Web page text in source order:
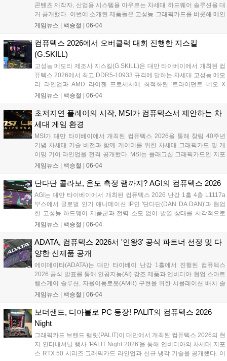
콘텐츠 제작자, 산업용 시스템을 아우르는 차세대 하드웨어 솔루션을 대
거 공개했다. 이번에 소개된 제품들은 고성능 그래픽카드를 비롯해 메인
보드, 임베디드 플랫폼, AI 기반 솔루션 등으로 구성됐다. 특히 고사양 게
하는 독자적인 냉각 기술이 적용되었다....
게임뉴스 | 백승철 | 06-04
컴퓨텍스 2026에서 오버클럭 대회 진행한 지스킬
(G.SKILL)
고성능 메모리 제조사 지스킬(G.SKILL)은 대만 타이베이에서 개최된 컴
퓨텍스 2026에서 최고 DDR5-10933 규격에 달하는 차세대 고성능 메모
리 라인업과 AMD 라이젠 프로세서에 최적화된 '트라이던트 네오 X
RGB' 시리즈를 대거 공개했다. 지스킬은 난강 1홀 메인 부스에 '익스트
위한 메모리 오버클럭 대회를 진행했다. 브랜드의 오버클럭 기술 제고
방향성을 보여주는 이번 전시에서는 고사양 게임 환경과 극한의 연산 환
경을 겨냥한 다채로운 튜닝 PC 및 고성능 메모리가 구동되는 모습이 실
시간으로 시연됐다....
게임뉴스 | 백승철 | 06-04
초저지연 플레이의 시작, MSI가 컴퓨텍스서 제안하는 차
세대 게임 환경
MSI가 대만 타이베이에서 개최된 컴퓨텍스 2026을 통해 창립 40주년
기념 차세대 기술 비전과 함께 게이머를 위한 차세대 그래픽카드 및 게
이밍 기어 라인업을 전격 공개했다. MSI는 플래그십 그래픽카드인 지포
스 RTX 5090 32G 라이트닝 Z를 비롯해 초저지연 입력 환경을 지원하는
WiFi 7 게이밍 라우터 등을 선보이며 게임 플레이 환경 최적화를 위한 풀
스택 통합 역량을 입증했다....
게임뉴스 | 백승철 | 06-04
단다단 콜라보, 온도 측정 램까지? AGI의 컴퓨텍스 2026
AGI는 대만 타이베이에서 개최된 컴퓨텍스 2026 난강 1홀 4층 L1117a
부스에서 글로벌 인기 애니메이션 IP인 '단다단(DAN DA DAN)'과 협업
한 고성능 하드웨어 제품군과 전력 소모 없이 발열 상태를 시각적으로
확인할 수 있는 '큐 시리즈 서모크로믹 테크' 색상 감지 방열판 기술을 공
SSD 라인업은 게이머들의 시스템 로딩 속도 단축 및 안정적인 발열 제
어 환경을 제공할 것으로 기대된다....
게임뉴스 | 백승철 | 06-04
ADATA, 컴퓨텍스 2026서 '인왕3' 공식 파트너 선정 및 다
양한 신제품 공개
에이데이타(ADATA)는 대만 타이베이 난강 1홀에서 진행된 컴퓨텍스
2026 공식 발표를 통해 인공지능(AI) 강조 제품과 엔비디아 협업 스마트
헬스케어 솔루션, 자율이동로봇(AMR) 구현을 위한 시뮬레이션 배치 솔
루션을 전시했다. 이와 함께 게이머를 위한 하드웨어 브랜드 XPG의 고
하드웨어 신제품과 엔비디아 협업 솔루션을 대거 공개하며 XPG는 신작
게임 '인왕 3(NIOH 3)'의 공식 게이밍 파트너로서 고성능 게이밍 환경을
적극 지원하겠다는 포부를 밝혔다....
게임뉴스 | 백승철 | 06-04
보더랜드, 디아블로 PC 등장! PALIT의 컴퓨텍스 2026
Night
그래픽카드 브랜드 팰릿(PALIT)이 대만에서 개최된 컴퓨텍스 2026의 현
지 인터내셔널 행사 'PALIT Night 2026'을 통해 엔비디아의 차세대 지포
스 RTX 50 시리즈 그래픽카드 라인업과 신규 냉각 기술을 공개했다. 이